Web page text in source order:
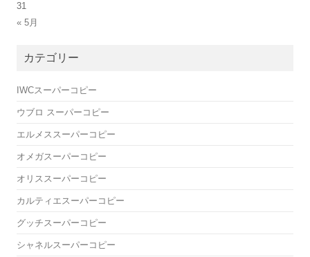
« 5月
31
カテゴリー
IWCスーパーコピー
ウブロ スーパーコピー
エルメススーパーコピー
オメガスーパーコピー
オリススーパーコピー
カルティエスーパーコピー
グッチスーパーコピー
シャネルスーパーコピー